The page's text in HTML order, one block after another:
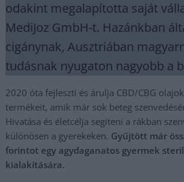
odakint megalapította saját
MediJoz GmbH-t. Hazánkban
cigánynak, Ausztriában
tudásnak nyugaton nagyobb a
2020 óta fejleszti és árulja CBD/CBG
termékeit, amik már sok beteg
Hivatása és életcélja segíteni a rákban
különösen a gyerekeken. Gyűjtött már
forintot egy agydaganatos gyermek
kialakítására.